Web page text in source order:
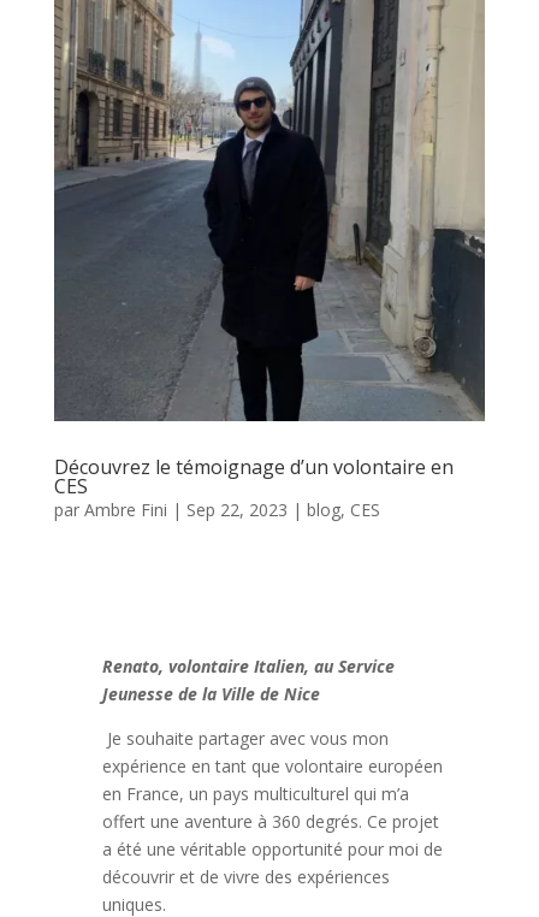
Découvrez le témoignage d’un volontaire en
CES
par Ambre Fini | Sep 22, 2023 | blog, CES
Renato, volontaire Italien, au Service
Jeunesse de la Ville de Nice
Je souhaite partager avec vous mon
expérience en tant que volontaire européen
en France, un pays multiculturel qui m’a
offert une aventure à 360 degrés. Ce projet
a été une véritable opportunité pour moi de
découvrir et de vivre des expériences
uniques.